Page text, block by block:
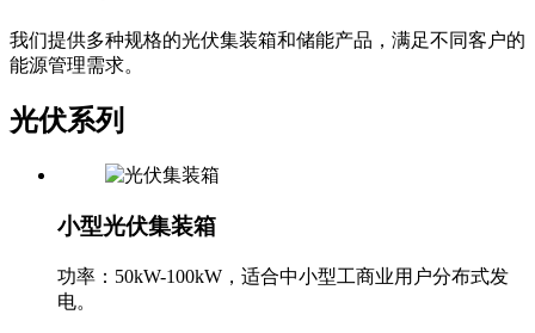
我们提供多种规格的光伏集装箱和储能产品，满足不同客户的
能源管理需求。
光伏系列
小型光伏集装箱
功率：50kW-100kW，适合中小型工商业用户分布式发
电。